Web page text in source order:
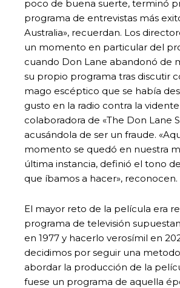
poco de buena suerte, terminó
programa de entrevistas más
Australia», recuerdan. Los
un momento en particular del
cuando Don Lane abandonó de
su propio programa tras discutir
mago escéptico que se había
gusto en la radio contra la
colaboradora de «The Don Lane
acusándola de ser un fraude.
momento se quedó en nuestra
última instancia, definió el tono
que íbamos a hacer», reconocen.
El mayor reto de la película era
programa de televisión
en 1977 y hacerlo verosímil en
decidimos por seguir una
abordar la producción de la
fuese un programa de aquella